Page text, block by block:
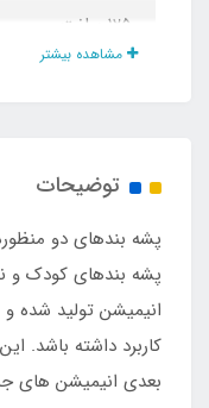
125 سانت
پارچه ضد تعریق
فلزی فنری
مشاهده بیشتر
توضیحات
پشه‌ بندهای دو
پشه‌ بندهای کودک و
انیمیشن تولید شده
کاربرد داشته باشد.
بعدی انیمیشن های